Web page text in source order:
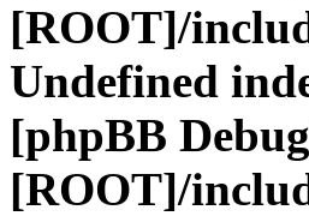
[ROOT]/
Undefined
[phpBB
[ROOT]/